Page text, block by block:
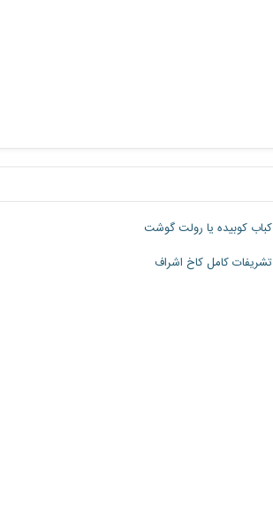
کباب کوبیده یا رولت گوشت
تشریفات کامل کاخ اشراف